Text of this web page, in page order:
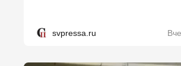
svpressa.ru